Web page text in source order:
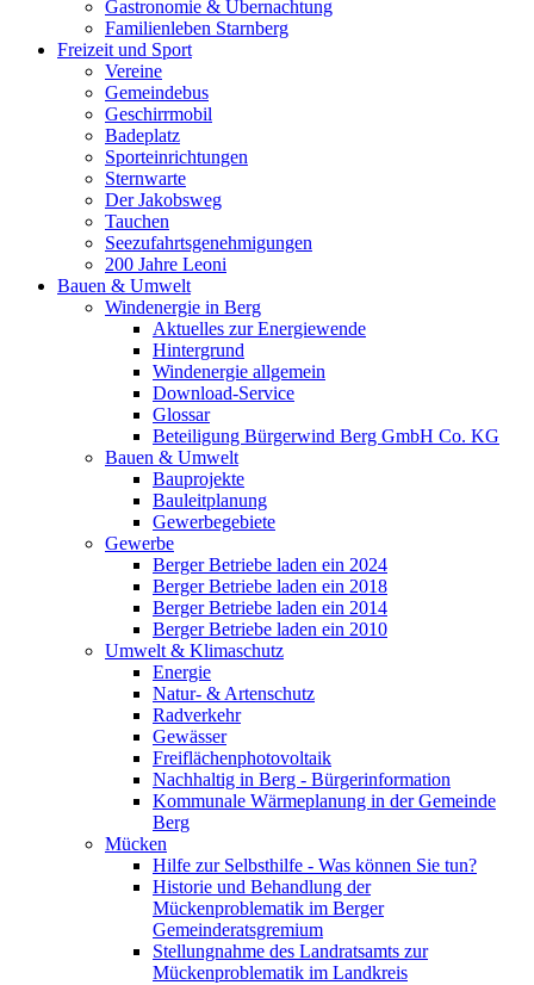
Gastronomie & Übernachtung
Familienleben Starnberg
Freizeit und Sport
Vereine
Gemeindebus
Geschirrmobil
Badeplatz
Sporteinrichtungen
Sternwarte
Der Jakobsweg
Tauchen
Seezufahrtsgenehmigungen
200 Jahre Leoni
Bauen & Umwelt
Windenergie in Berg
Aktuelles zur Energiewende
Hintergrund
Windenergie allgemein
Download-Service
Glossar
Beteiligung Bürgerwind Berg GmbH Co. KG
Bauen & Umwelt
Bauprojekte
Bauleitplanung
Gewerbegebiete
Gewerbe
Berger Betriebe laden ein 2024
Berger Betriebe laden ein 2018
Berger Betriebe laden ein 2014
Berger Betriebe laden ein 2010
Umwelt & Klimaschutz
Energie
Natur- & Artenschutz
Radverkehr
Gewässer
Freiflächenphotovoltaik
Nachhaltig in Berg - Bürgerinformation
Kommunale Wärmeplanung in der Gemeinde
Berg
Mücken
Hilfe zur Selbsthilfe - Was können Sie tun?
Historie und Behandlung der
Mückenproblematik im Berger
Gemeinderatsgremium
Stellungnahme des Landratsamts zur
Mückenproblematik im Landkreis